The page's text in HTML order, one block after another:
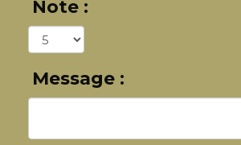
Note :
Message :